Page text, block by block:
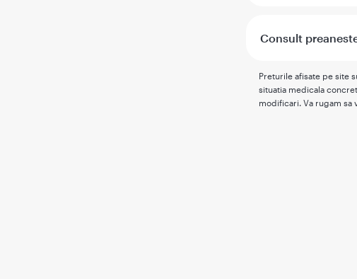
Consult
Preturile afisate pe site
situatia medicala
modificari. Va rugam